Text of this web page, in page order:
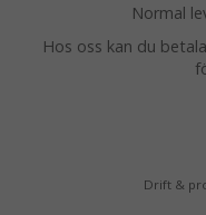
Normal
Hos oss kan du
Drift &